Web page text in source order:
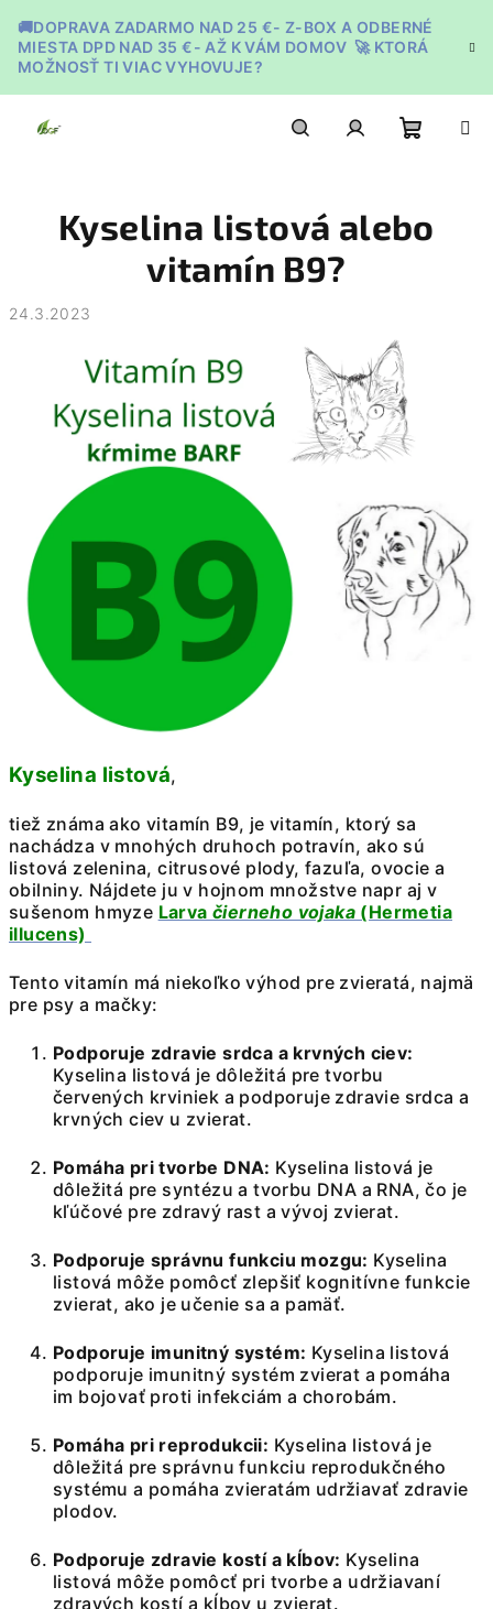
na
obsah
🚚DOPRAVA ZADARMO NAD 25 €- Z-BOX A ODBERNÉ
MIESTA DPD NAD 35 €- AŽ K VÁM DOMOV 🚀 KTORÁ
MOŽNOSŤ TI VIAC VYHOVUJE?
košík
Kyselina listová alebo
vitamín B9?
24.3.2023
Kyselina listová,
tiež známa ako vitamín B9, je vitamín, ktorý sa
nachádza v mnohých druhoch potravín, ako sú
listová zelenina, citrusové plody, fazuľa, ovocie a
obilniny. Nájdete ju v hojnom množstve napr aj v
sušenom hmyze Larvačierneho vojaka (Hermetia
illucens)
Tento vitamín má niekoľko výhod pre zvieratá, najmä
pre psy a mačky:
Podporuje zdravie srdca a krvných ciev:
Kyselina listová je dôležitá pre tvorbu
červených krviniek a podporuje zdravie srdca a
krvných ciev u zvierat.
Pomáha pri tvorbe DNA: Kyselina listová je
dôležitá pre syntézu a tvorbu DNA a RNA, čo je
kľúčové pre zdravý rast a vývoj zvierat.
Podporuje správnu funkciu mozgu: Kyselina
listová môže pomôcť zlepšiť kognitívne funkcie
zvierat, ako je učenie sa a pamäť.
Podporuje imunitný systém: Kyselina listová
podporuje imunitný systém zvierat a pomáha
im bojovať proti infekciám a chorobám.
Pomáha pri reprodukcii: Kyselina listová je
dôležitá pre správnu funkciu reprodukčného
systému a pomáha zvieratám udržiavať zdravie
plodov.
Podporuje zdravie kostí a kĺbov: Kyselina
listová môže pomôcť pri tvorbe a udržiavaní
zdravých kostí a kĺbov u zvierat.